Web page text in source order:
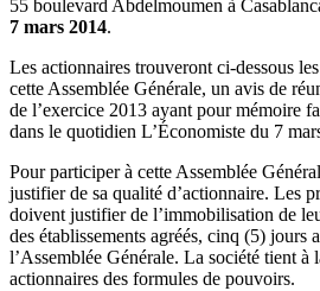
55 boulevard Abdelmoumen à
7 mars 2014.
Les actionnaires trouveront ci-dessous
cette Assemblée Générale, un avis de
de l’exercice 2013 ayant pour mémoire
dans le quotidien L’Économiste du 7
Pour participer à cette Assemblée
justifier de sa qualité d’actionnaire. Les
doivent justifier de l’immobilisation de
des établissements agréés, cinq (5) jours
l’Assemblée Générale. La société tient à
actionnaires des formules de pouvoirs.